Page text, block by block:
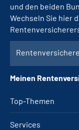
Top-Themen
Services
und den beiden
Wechseln Sie hier
Meinen